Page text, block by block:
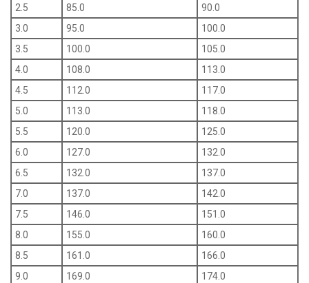
2.5
85.0
90.0
3.0
95.0
100.0
3.5
100.0
105.0
4.0
108.0
113.0
4.5
112.0
117.0
5.0
113.0
118.0
5.5
120.0
125.0
6.0
127.0
132.0
6.5
132.0
137.0
7.0
137.0
142.0
7.5
146.0
151.0
8.0
155.0
160.0
8.5
161.0
166.0
9.0
169.0
174.0